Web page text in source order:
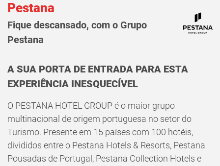
Pestana
Fique descansado, com o Grupo
Pestana
A SUA PORTA DE ENTRADA PARA ESTA
EXPERIÊNCIA INESQUECÍVEL
O PESTANA HOTEL GROUP é o maior grupo
multinacional de origem portuguesa no setor do
Turismo. Presente em 15 países com 100 hotéis,
divididos entre o Pestana Hotels & Resorts, Pestana
Pousadas de Portugal, Pestana Collection Hotels e
ENTRAR
Recuperar Password